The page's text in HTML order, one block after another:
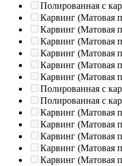
Полированная c
Карвинг (Матовая
Карвинг (Матовая
Карвинг (Матовая
Карвинг (Матовая
Карвинг (Матовая
Карвинг (Матовая
Полированная c
Полированная c
Карвинг (Матовая
Карвинг (Матовая
Карвинг (Матовая
Карвинг (Матовая
Карвинг (Матовая